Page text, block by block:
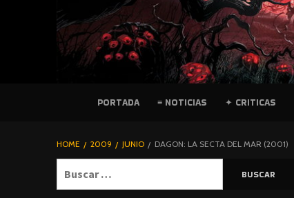
PELICULAS
BLOGHORROR
⋆
PORTADA ≡ NOTICIAS ✦ CRITICAS
HOME 2009 JUNIO DAGON: LA SECTA DEL MAR (2001)